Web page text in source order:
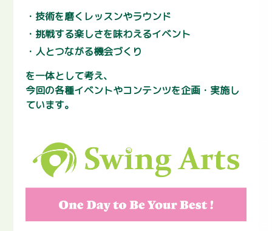
技術を磨くレッスンやラウンド
挑戦する楽しさを味わえるイベント
人とつながる機会づくり
を一体として考え、
今回の各種イベントやコンテンツを企画・実施し
ています。